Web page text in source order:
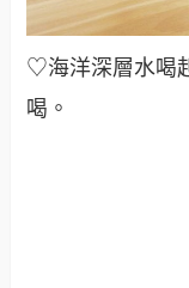
♡海洋深層水喝
喝。